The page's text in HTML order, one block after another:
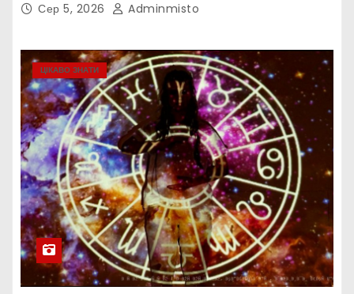
Сер 5, 2026 Adminmisto
ЦІКАВО ЗНАТИ